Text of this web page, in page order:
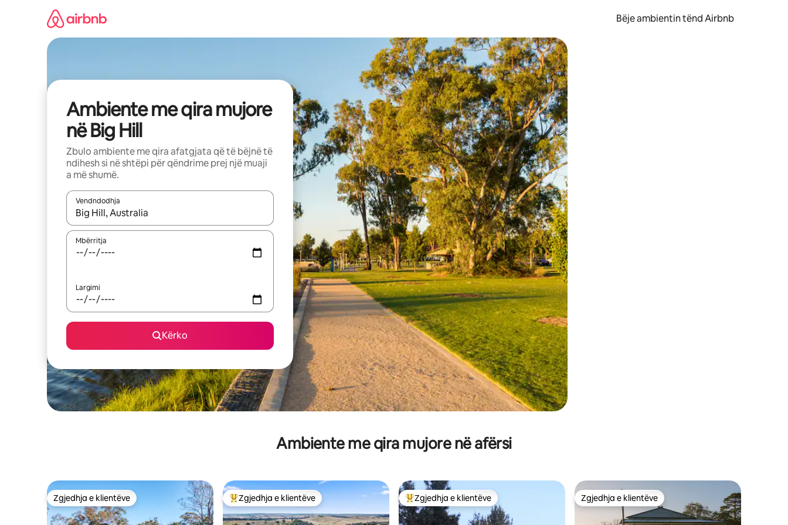
Bëje ambientin tënd Airbnb
Ambiente me qira mujore
në Big Hill
Zbulo ambiente me qira afatgjata që të bëjnë të
ndihesh si në shtëpi për qëndrime prej një muaji
a më shumë.
Vendndodhja
Kur rezultatet të jenë të disponueshme, lëviz me butonat e shigjetave lart e poshtë ose eksploro duke prekur ose duke lëvizur ekranin.
Mbërritja
Largimi
Kërko
Ambiente me qira mujore në afërsi
Zgjedhja e klientëve
Zgjedhja e klientëve Më të mirat e zgjedhjeve të klientëve
Zgjedhja e klientëve Më të mirat e zgjedhjeve të klientëve
Zgjedhja e klientëve Zgjedhja e klientëve
Zgjedhja e klientëve